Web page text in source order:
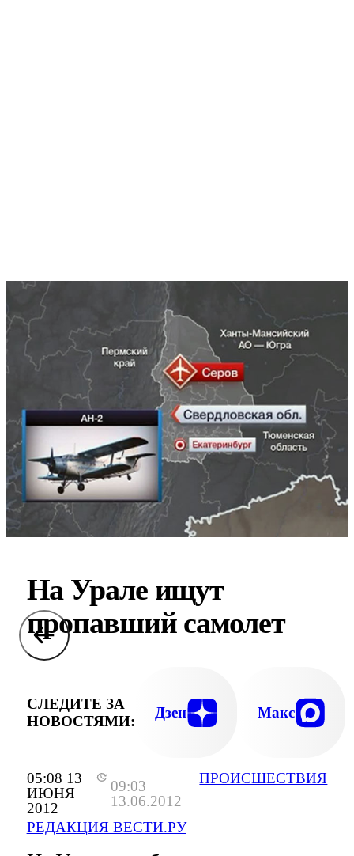
05:08 13
ИЮНЯ
2012
09:03
13.06.2012
РЕДАКЦИЯ ВЕСТИ.РУ
ПРОИСШЕСТВИЯ
На Урале ищут
пропавший самолет
СЛЕДИТЕ ЗА
НОВОСТЯМИ:
Дзен Макс